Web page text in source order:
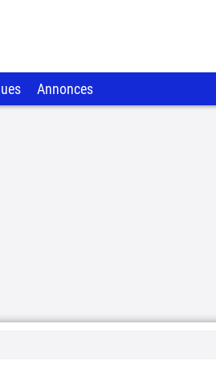
Annonces